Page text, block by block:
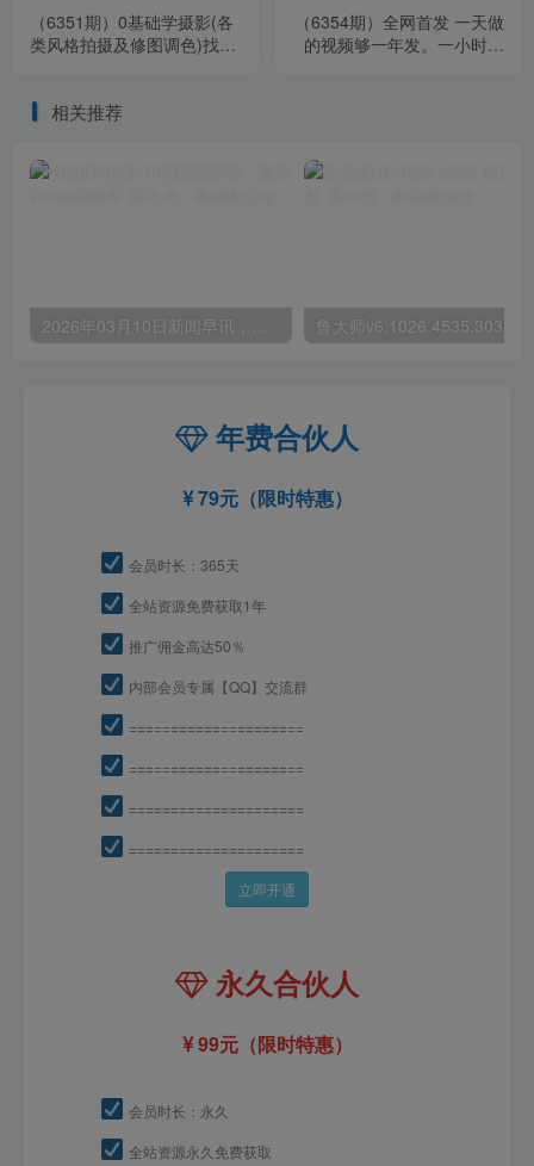
（6351期）0基础学摄影(各
类风格拍摄及修图调色)找准
（6354期）全网首发 一天做
的视频够一年发。一小时收
相关推荐
年费合伙人
79元（限时特惠）
会员时长：365天
全站资源免费获取1年
推广佣金高达50％
内部会员专属【QQ】交流群
=====================
=====================
=====================
=====================
立即开通
永久合伙人
99元（限时特惠）
会员时长：永久
全站资源永久免费获取